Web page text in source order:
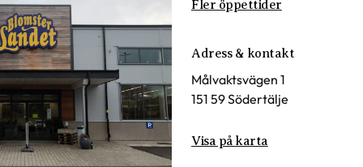
Fler öppettider
Adress & kontakt
Målvaktsvägen 1
151 59 Södertälje
Visa på karta